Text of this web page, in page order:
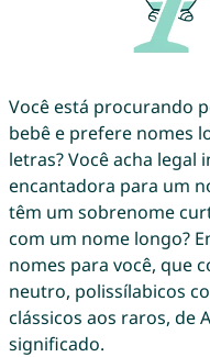
Você está procurando
bebê e prefere nomes
letras? Você acha legal
encantadora para um
têm um sobrenome
com um nome longo?
nomes para você, que
neutro, polissílabicos
clássicos aos raros, de
significado.